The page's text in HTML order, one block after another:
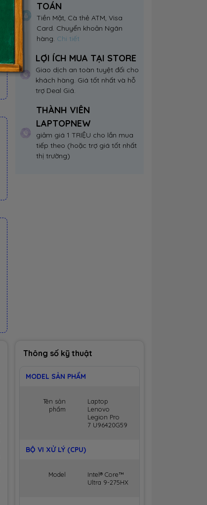
TOÁN
Tiền Mặt, Cà thẻ ATM, Visa
Card. Chuyển khoản Ngân
hàng. Chi tiết
LỢI ÍCH MUA TẠI STORE
Giao dịch an toàn tuyệt đối cho
khách hàng. Giá tốt nhất và hỗ
trợ Deal Giá.
THÀNH VIÊN
LAPTOPNEW
giảm giá 1 TRIỆU cho lần mua
tiếp theo (hoặc trợ giá tốt nhất
thị trường)
Thông số kỹ thuật
MODEL SẢN PHẨM
Tên sản
phẩm
Laptop
Lenovo
Legion Pro
7 U96420G59
BỘ VI XỬ LÝ (CPU)
Model
Intel® Core™
Ultra 9-275HX